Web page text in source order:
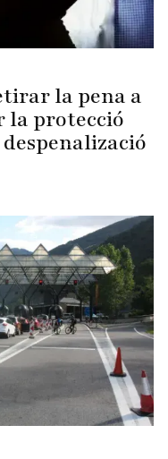
la pena a
la protecció